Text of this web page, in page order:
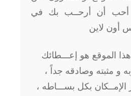
أن أرحــب بك في
أون لاين
الموقع هو إعـــطائك
و مثبته وصادقه جداً ،
بكل بســـاطه ،